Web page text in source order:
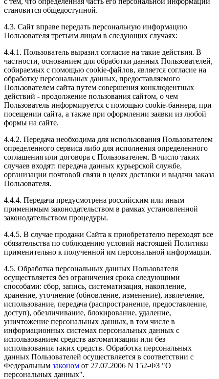
становится общедоступной.
4.3. Сайт вправе передать персональную информацию
Пользователя третьим лицам в следующих случаях:
4.4.1. Пользователь выразил согласие на такие действия. В
частности, основанием для обработки данных Пользователей,
собираемых с помощью cookie-файлов, является согласие на
обработку персональных данных, предоставляемого
Пользователем сайта путем совершения конклюдентных
действий - продолжение пользования сайтом, о чем
Пользователь информируется с помощью cookie-баннера, при
посещении сайта, а также при оформлении заявки из любой
формы на сайте.
4.4.2. Передача необходима для использования Пользователем
определенного сервиса либо для исполнения определенного
соглашения или договора с Пользователем. В число таких
случаев входят: передача данных курьерской службе,
организации почтовой связи в целях доставки и выдачи заказа
Пользователя.
4.4.4. Передача предусмотрена российским или иным
применимым законодательством в рамках установленной
законодательством процедуры.
4.4.5. В случае продажи Сайта к приобретателю переходят все
обязательства по соблюдению условий настоящей Политики
применительно к полученной им персональной информации.
4.5. Обработка персональных данных Пользователя
осуществляется без ограничения срока следующими
способами: сбор, запись, систематизация, накопление,
хранение, уточнение (обновление, изменение), извлечение,
использование, передача (распространение, предоставление,
доступ), обезличивание, блокирование, удаление,
уничтожение персональных данных, в том числе в
информационных системах персональных данных с
использованием средств автоматизации или без
использования таких средств. Обработка персональных
данных Пользователей осуществляется в соответствии с
Федеральным законом от 27.07.2006 N 152-ФЗ "О
персональных данных".